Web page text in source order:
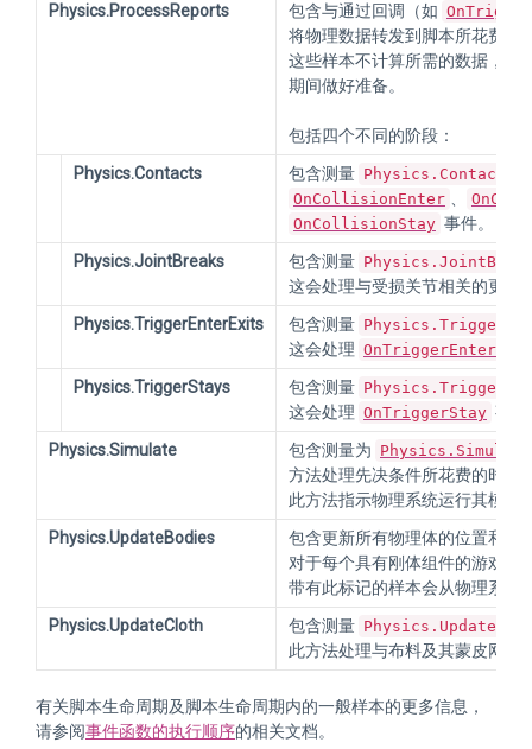
Physics.ProcessReports
包含与通过回调（如
将物理数据转发到脚本所花费的
这些样本不计算所需的数据，因
期间做好准备。
包括四个不同的阶段：
Physics.Contacts
包含测量 Physics.Contacts
OnCollisionEnter
OnCollisionStay 事件。
Physics.JointBreaks
包含测量
这会处理与受损关节相关的更新
Physics.TriggerEnterExits
包含测量
这会处理 OnTriggerEnter
Physics.TriggerStays 包含测量
这会处理 OnTriggerStay 事件
Physics.Simulate
包含测量为 Physics.Simulate
方法处理先决条件所花费的时间
此方法指示物理系统运行其模拟
Physics.UpdateBodies
包含更新所有物理体的位置和旋
对于每个具有刚体组件的游戏对
带有此标记的样本会从物理系统
Physics.UpdateCloth
包含测量
此方法处理与布料及其蒙皮网格
有关脚本生命周期及脚本生命周期内的一般样本的更多信息，
请参阅事件函数的执行顺序的相关文档。